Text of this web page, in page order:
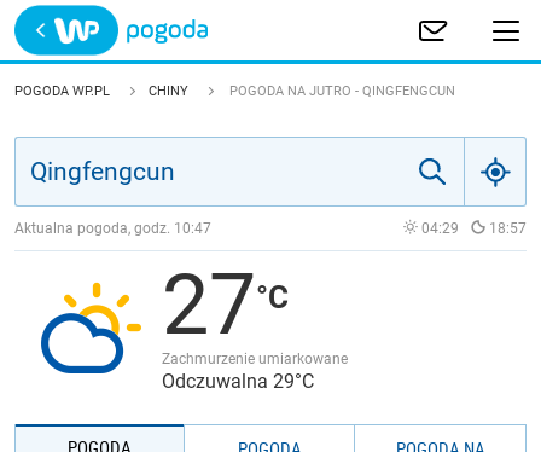
Trwa ładowanie
POLSKA
JAKOŚĆ POWIETRZA
POGODA WP.PL CHINY POGODA NA JUTRO - QINGFENGCUN
Aktualna pogoda, godz. 10:47 04:29 18:57
27
Zachmurzenie umiarkowane
Odczuwalna 29°C
POGODA